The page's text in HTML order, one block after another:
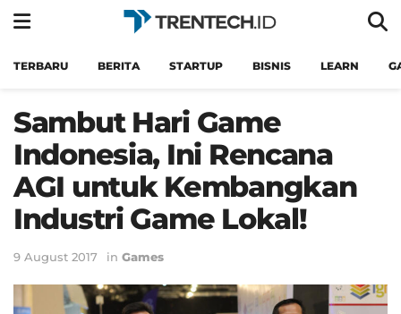
TERBARU BERITA STARTUP BISNIS LEARN
Sambut Hari Game
Indonesia, Ini Rencana
AGI untuk Kembangkan
Industri Game Lokal!
9 August 2017 in Games